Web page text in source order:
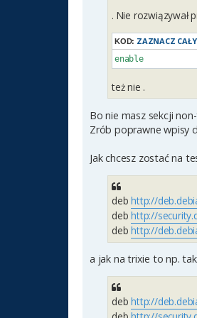
. Nie rozwiązywał
KOD: ZAZNACZ CAŁY
enable
też nie .
Bo nie masz sekcji
Zrób poprawne wpisy
Jak chcesz zostać na
debhttp://
debhttp://
debhttp://
a jak na trixie to np.
debhttp://